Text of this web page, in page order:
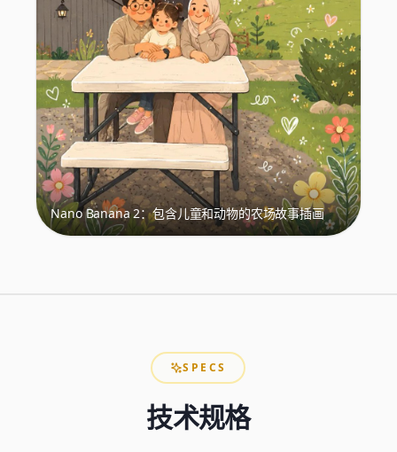
Nano Banana 2：包含儿童和动物的农场故事插画
SPECS
技术规格